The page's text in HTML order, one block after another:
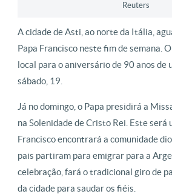
Reuters
A cidade de Asti, ao norte da Itália,
Papa Francisco neste fim de semana.
local para o aniversário de 90 anos de
sábado, 19.
Já no domingo, o Papa presidirá a
na Solenidade de Cristo Rei. Este será
Francisco encontrará a comunidade
pais partiram para emigrar para a
celebração, fará o tradicional giro de
da cidade para saudar os fiéis.